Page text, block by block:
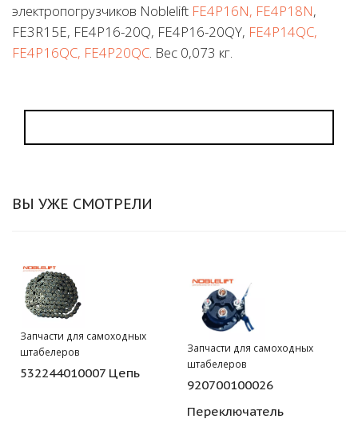
электропогрузчиков Noblelift FE4P16N, FE4P18N,
FE3R15E, FE4P16-20Q, FE4P16-20QY, FE4P14QC,
FE4P16QC, FE4P20QC. Вес 0,073 кг.
ВЫ УЖЕ СМОТРЕЛИ
Запчасти для самоходных
штабелеров
532244010007 Цепь
Запчасти для самоходных
штабелеров
920700100026
Переключатель